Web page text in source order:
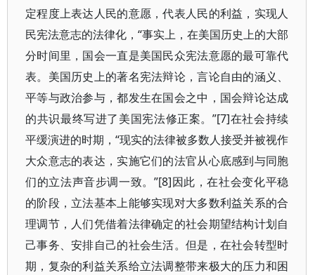
定程度上表达人民的意愿，代表人民的利益，实现人
民宪法意志的法律化，“事实上，在美国历史上的大部
分时间里，国会一直是美国民众宪法意愿的最可靠代
表。美国历史上的著名宪法辩论，言论自由的涵义、
平等与政治参与，都发生在国会之中，国会辩论达成
的共识最终写进了美国宪法修正案。”[7]在社会持续
平缓演进的时期，“现实的法律被多数人接受并被视作
大众意志的表达，实施它们的法官从心底感到与同胞
们的立法声音步调一致。”[8]因此，在社会变化平稳
的阶段，立法基本上能够实现对大多数利益关系的合
理调节，人们凭借着法律确定的社会期望结构计划自
己事务、安排自己的社会生活。但是，在社会转型时
期，复杂的利益关系给立法调整带来极大的压力和困